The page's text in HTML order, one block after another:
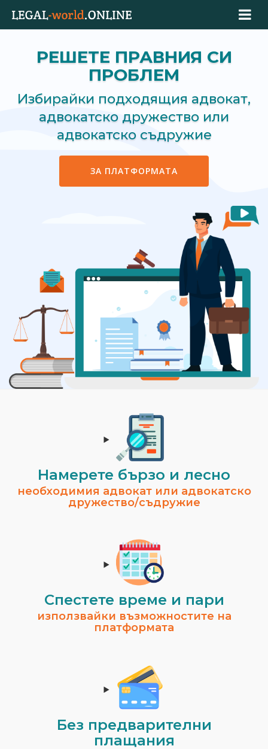
РЕШЕТЕ ПРАВНИЯ СИ
ПРОБЛЕМ
Избирайки подходящия адвокат,
адвокатско дружество или
адвокатско съдружие
ЗА ПЛАТФОРМАТА
Намерете бързо и лесно
необходимия адвокат или адвокатско
дружество/съдружие
Спестeте време и пари
използвайки възможностите на
платформата
Без предварителни
плащания